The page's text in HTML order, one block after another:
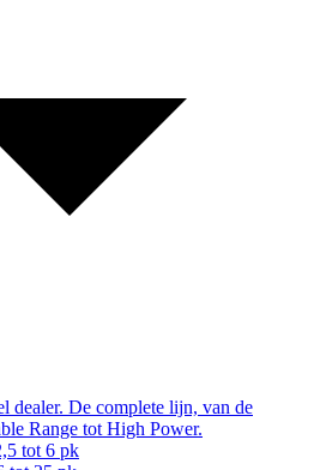
dealer. De complete lijn, van de
Range tot High Power.
tot 6 pk